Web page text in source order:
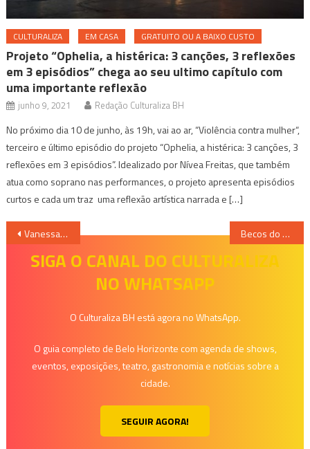
CULTURALIZA EM CASA GRATUITO OU A BAIXO CUSTO
Projeto “Ophelia, a histérica: 3 canções, 3 reflexões
em 3 episódios” chega ao seu ultimo capítulo com
uma importante reflexão
junho 9, 2021 Redação Culturaliza BH
No próximo dia 10 de junho, às 19h, vai ao ar, “Violência contra mulher“,
terceiro e último episódio do projeto “Ophelia, a histérica: 3 canções, 3
reflexões em 3 episódios”. Idealizado por Nívea Freitas, que também
atua como soprano nas performances, o projeto apresenta episódios
curtos e cada um traz uma reflexão artística narrada e […]
Navegação
Vanessa da Mata apresenta sua nova turnê neste final de semana em BH Becos do Eldorado, em Contagem, serão transformados em uma Galeria Aberta de Arte Urbana
SIGA O CANAL DO CULTURALIZA
NO WHATSAPP
O Culturaliza BH está agora no WhatsApp.
O guia completo de Belo Horizonte com agenda de shows,
eventos, exposições, teatro, gastronomia e notícias sobre a
cidade.
SEGUIR AGORA!